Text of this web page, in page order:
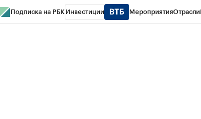
Подписка на РБК Инвестиции МероприятияОтрасли